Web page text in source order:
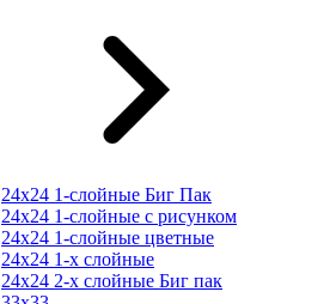
24х24 1-слойные Биг Пак
24х24 1-слойные с рисунком
24х24 1-слойные цветные
24х24 1-х слойные
24х24 2-х слойные Биг пак